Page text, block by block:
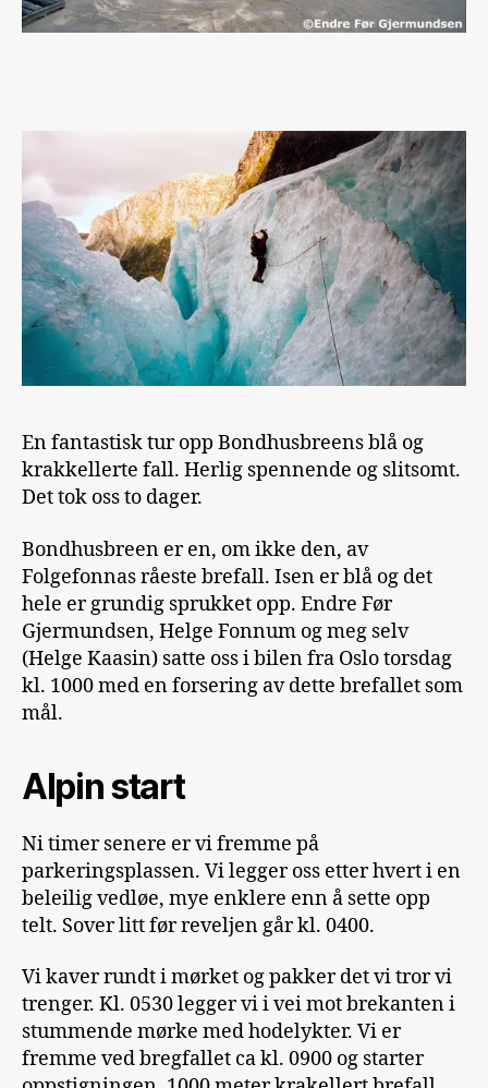
En fantastisk tur opp Bondhusbreens blå og
krakkellerte fall. Herlig spennende og slitsomt.
Det tok oss to dager.
Bondhusbreen er en, om ikke den, av
Folgefonnas råeste brefall. Isen er blå og det
hele er grundig sprukket opp. Endre Før
Gjermundsen, Helge Fonnum og meg selv
(Helge Kaasin) satte oss i bilen fra Oslo torsdag
kl. 1000 med en forsering av dette brefallet som
mål.
Alpin start
Ni timer senere er vi fremme på
parkeringsplassen. Vi legger oss etter hvert i en
beleilig vedløe, mye enklere enn å sette opp
telt. Sover litt før reveljen går kl. 0400.
Vi kaver rundt i mørket og pakker det vi tror vi
trenger. Kl. 0530 legger vi i vei mot brekanten i
stummende mørke med hodelykter. Vi er
fremme ved bregfallet ca kl. 0900 og starter